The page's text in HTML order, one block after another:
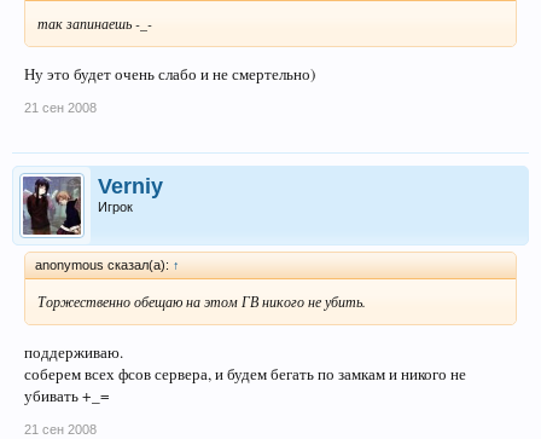
так запинаешь -_-
Ну это будет очень слабо и не смертельно)
21 сен 2008
Verniy
Игрок
anonymous сказал(а): ↑
Торжественно обещаю на этом ГВ никого не убить.
поддерживаю.
соберем всех фсов сервера, и будем бегать по замкам и никого не
убивать +_=
21 сен 2008